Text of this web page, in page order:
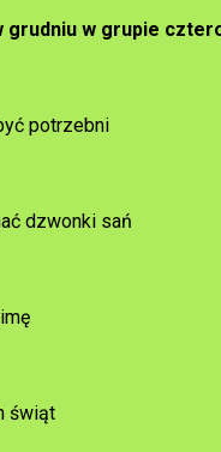
grudniu w grupie
potrzebni
dzwonki sań
świąt